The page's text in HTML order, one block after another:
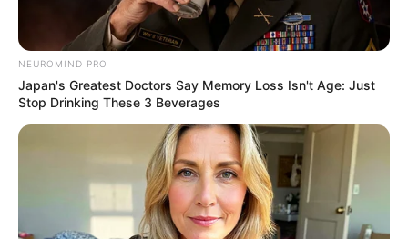
NEUROMIND PRO
Japan's Greatest Doctors Say Memory Loss Isn't Age: Just
Stop Drinking These 3 Beverages